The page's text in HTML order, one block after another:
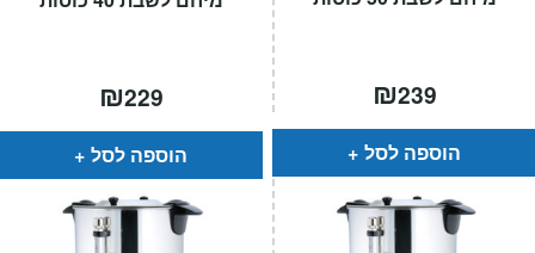
₪229
הוספה לסל
₪239
הוספה לסל